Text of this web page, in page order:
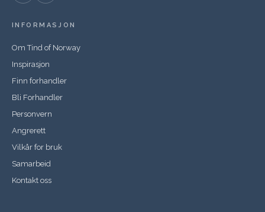
INFORMASJON
Om Tind of Norway
Inspirasjon
Finn forhandler
Bli Forhandler
Personvern
Angrerett
Vilkår for bruk
Samarbeid
Kontakt oss